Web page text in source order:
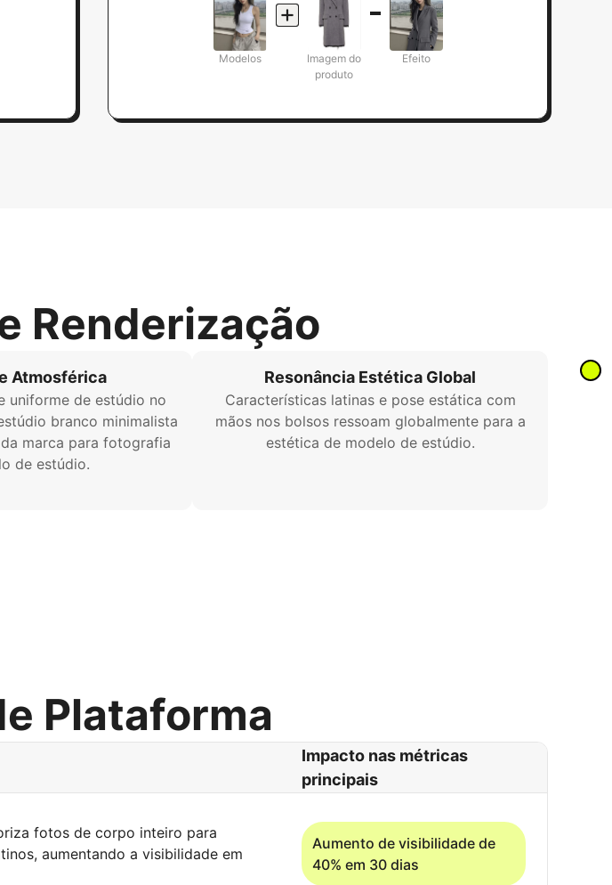
Modelos
Imagem do
produto
Efeito
Renderização
Atmosférica
uniforme de estúdio no
branco minimalista
marca para fotografia
de estúdio.
Resonância Estética Global
Características latinas e pose estática com
mãos nos bolsos ressoam globalmente para a
estética de modelo de estúdio.
Plataforma
Impacto nas métricas
principais
fotos de corpo inteiro para
aumentando a visibilidade em
Aumento de visibilidade de
40% em 30 dias